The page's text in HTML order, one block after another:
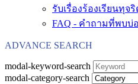
รับเรื่องร้องเรียนทุจริ
FAQ - คำถามที่พบบ่
ADVANCE SEARCH
modal-keyword-search
modal-category-search